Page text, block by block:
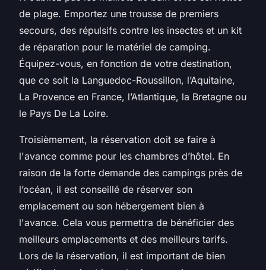
de plage. Emportez une trousse de premiers
secours, des répulsifs contre les insectes et un kit
de réparation pour le matériel de camping.
Équipez-vous, en fonction de votre destination,
que ce soit la Languedoc-Roussillon, l’Aquitaine,
La Provence en France, l’Atlantique, la Bretagne ou
le Pays De La Loire.
Troisièmement, la réservation doit se faire à
l'avance comme pour les chambres d’hôtel. En
raison de la forte demande des campings près de
l’océan, il est conseillé de réserver son
emplacement ou son hébergement bien à
l'avance. Cela vous permettra de bénéficier des
meilleurs emplacements et des meilleurs tarifs.
Lors de la réservation, il est important de bien